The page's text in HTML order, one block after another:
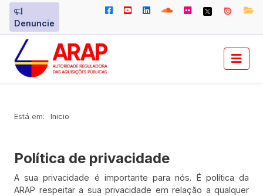
Denuncie
Está em: Inicio
Política de privacidade
A sua privacidade é importante para nós. É política da
ARAP respeitar a sua privacidade em relação a qualquer